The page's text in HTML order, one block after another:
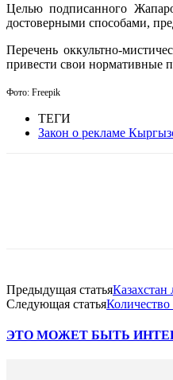
Целью подписанного
достоверными способами,
Перечень оккультно-
привести свои нормативные
Фото: Freepik
ТЕГИ
Закон о рекламе
Предыдущая статья
Следующая статья
ЭТО МОЖЕТ БЫТЬ